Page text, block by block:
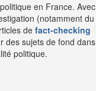
en France. Avec
(notamment du
de fact-checking
des sujets de fond dans
politique.